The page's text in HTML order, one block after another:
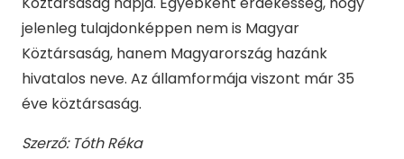
jelenleg tulajdonképpen nem is Magyar
Köztársaság, hanem Magyarország hazánk
hivatalos neve. Az államformája viszont már 35
éve köztársaság.
Szerző: Tóth Réka